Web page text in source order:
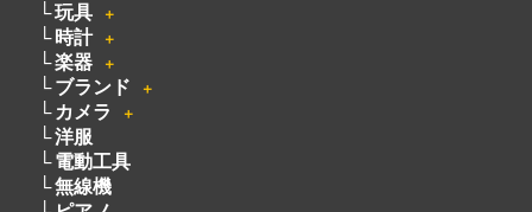
玩具 ＋
時計 ＋
楽器 ＋
ブランド ＋
カメラ ＋
洋服
電動工具
無線機